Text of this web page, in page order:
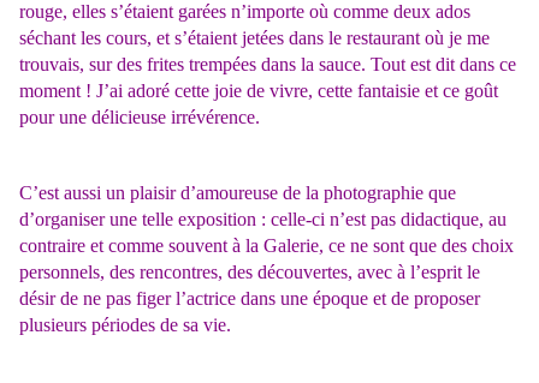
rouge, elles s’étaient garées n’importe où comme deux ados
séchant les cours, et s’étaient jetées dans le restaurant où je me
trouvais, sur des frites trempées dans la sauce. Tout est dit dans ce
moment ! J’ai adoré cette joie de vivre, cette fantaisie et ce goût
pour une délicieuse irrévérence.
C’est aussi un plaisir d’amoureuse de la photographie que
d’organiser une telle exposition : celle-ci n’est pas didactique, au
contraire et comme souvent à la Galerie, ce ne sont que des choix
personnels, des rencontres, des découvertes, avec à l’esprit le
désir de ne pas figer l’actrice dans une époque et de proposer
plusieurs périodes de sa vie.